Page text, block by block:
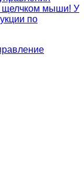
щелчком мыши! У
по